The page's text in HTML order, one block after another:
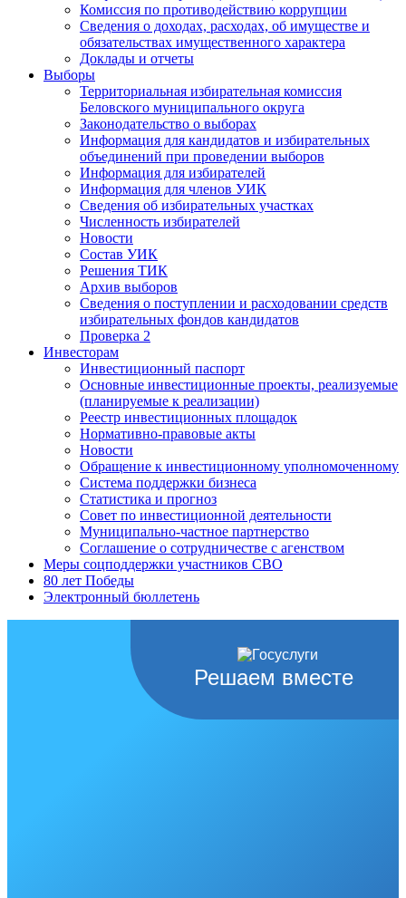
Комиссия по противодействию коррупции
Сведения о доходах, расходах, об имуществе и
обязательствах имущественного характера
Доклады и отчеты
Выборы
Территориальная избирательная комиссия
Беловского муниципального округа
Законодательство о выборах
Информация для кандидатов и избирательных
объединений при проведении выборов
Информация для избирателей
Информация для членов УИК
Сведения об избирательных участках
Численность избирателей
Новости
Состав УИК
Решения ТИК
Архив выборов
Сведения о поступлении и расходовании средств
избирательных фондов кандидатов
Проверка 2
Инвесторам
Инвестиционный паспорт
Основные инвестиционные проекты, реализуемые
(планируемые к реализации)
Реестр инвестиционных площадок
Нормативно-правовые акты
Новости
Обращение к инвестиционному уполномоченному
Система поддержки бизнеса
Статистика и прогноз
Совет по инвестиционной деятельности
Муниципально-частное партнерство
Соглашение о сотрудничестве с агенством
Меры соцподдержки участников СВО
80 лет Победы
Электронный бюллетень
Решаем вместе